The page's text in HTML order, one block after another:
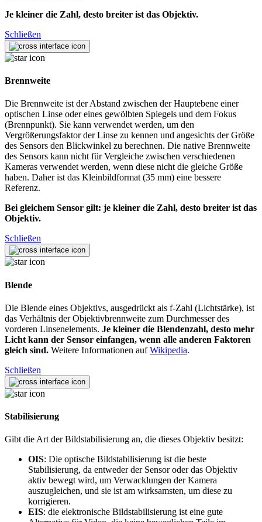
Je kleiner die Zahl, desto breiter ist das Objektiv.
Schließen
Brennweite
Die Brennweite ist der Abstand zwischen der Hauptebene einer
optischen Linse oder eines gewölbten Spiegels und dem Fokus
(Brennpunkt). Sie kann verwendet werden, um den
Vergrößerungsfaktor der Linse zu kennen und angesichts der Größe
des Sensors den Blickwinkel zu berechnen. Die native Brennweite
des Sensors kann nicht für Vergleiche zwischen verschiedenen
Kameras verwendet werden, wenn diese nicht die gleiche Größe
haben. Daher ist das Kleinbildformat (35 mm) eine bessere
Referenz.
Bei gleichem Sensor gilt: je kleiner die Zahl, desto breiter ist das
Objektiv.
Schließen
Blende
Die Blende eines Objektivs, ausgedrückt als f-Zahl (Lichtstärke), ist
das Verhältnis der Objektivbrennweite zum Durchmesser des
vorderen Linsenelements. Je kleiner die Blendenzahl, desto mehr
Licht kann der Sensor einfangen, wenn alle anderen Faktoren
gleich sind. Weitere Informationen aufWikipedia.
Schließen
Stabilisierung
Gibt die Art der Bildstabilisierung an, die dieses Objektiv besitzt:
OIS: Die optische Bildstabilisierung ist die beste
Stabilisierung, da entweder der Sensor oder das Objektiv
aktiv bewegt wird, um Verwacklungen der Kamera
auszugleichen, und sie ist am wirksamsten, um diese zu
korrigieren.
EIS: die elektronische Bildstabilisierung ist eine gute